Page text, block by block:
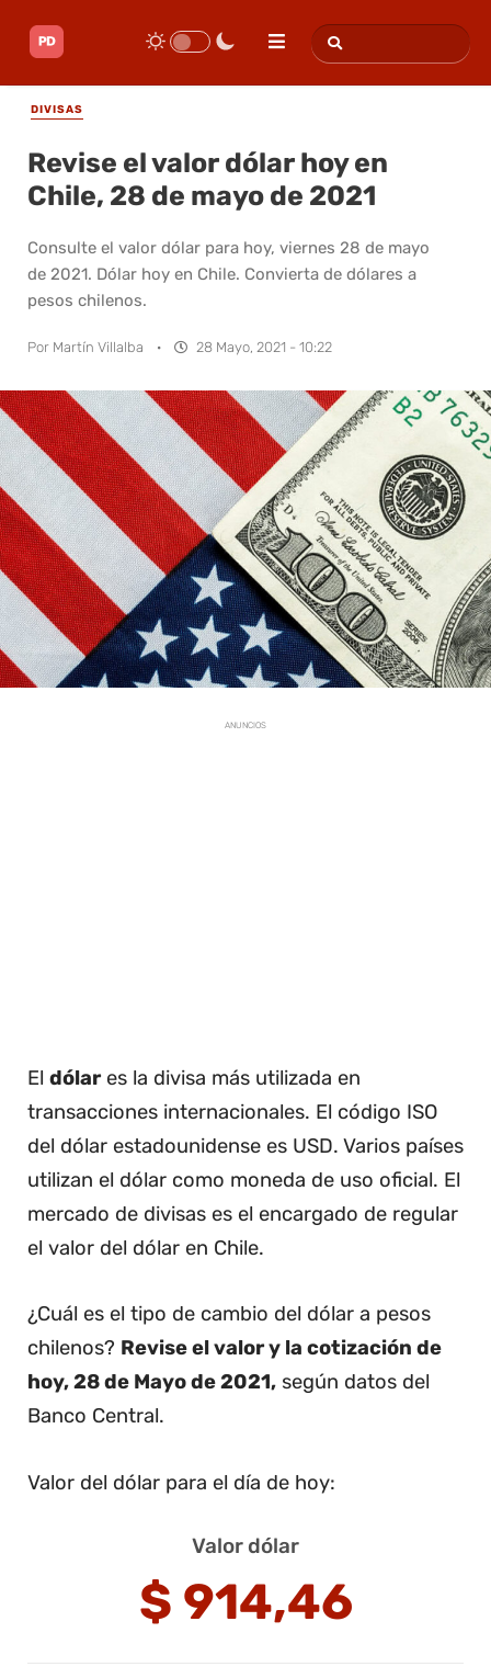
DIVISAS
Revise el valor dólar hoy en
Chile, 28 de mayo de 2021
Consulte el valor dólar para hoy, viernes 28 de mayo
de 2021. Dólar hoy en Chile. Convierta de dólares a
pesos chilenos.
Por Martín Villalba · 28 Mayo, 2021 - 10:22
ANUNCIOS
El dólares la divisa más utilizada en
transacciones internacionales. El código ISO
del dólar estadounidense es USD. Varios países
utilizan el dólar como moneda de uso oficial. El
mercado de divisas es el encargado de regular
el valor del dólar en Chile.
¿Cuál es el tipo de cambio del dólar a pesos
chilenos? Revise el valor y la cotización de
hoy, 28 de Mayo de 2021, según datos del
Banco Central.
Valor del dólar para el día de hoy:
Valor dólar
$ 914,46